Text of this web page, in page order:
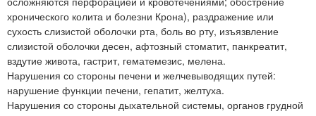
хронического колита и болезни Крона), раздражение или
сухость слизистой оболочки рта, боль во рту, изъязвление
слизистой оболочки десен, афтозный стоматит, панкреатит,
вздутие живота, гастрит, гематемезис, мелена.
Нарушения со стороны печени и желчевыводящих путей:
нарушение функции печени, гепатит, желтуха.
Нарушения со стороны дыхательной системы, органов грудной